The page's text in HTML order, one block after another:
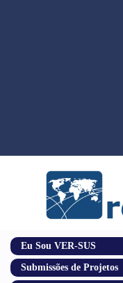
Eu Sou VER-SUS
Submissões de Projetos